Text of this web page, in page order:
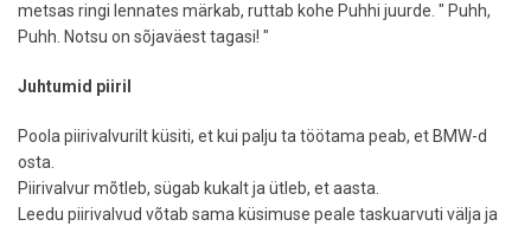
metsas ringi lennates märkab, ruttab kohe Puhhi juurde. " Puhh,
Puhh. Notsu on sõjaväest tagasi! "
Juhtumid piiril
Poola piirivalvurilt küsiti, et kui palju ta töötama peab, et BMW-d
osta.
Piirivalvur mõtleb, sügab kukalt ja ütleb, et aasta.
Leedu piirivalvud võtab sama küsimuse peale taskuarvuti välja ja